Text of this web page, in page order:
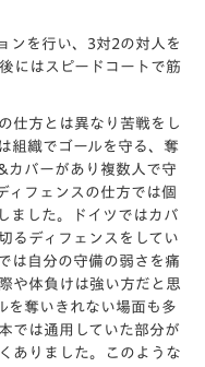
ンを行い、3対2の対人を
にはスピードコートで筋
仕方とは異なり苦戦をし
組織でゴールを守る、奪
カバーがあり複数人で守
ィフェンスの仕方では個
ました。ドイツではカバ
るディフェンスをしてい
は自分の守備の弱さを痛
や体負けは強い方だと思
を奪いきれない場面も多
では通用していた部分が
ありました。このような